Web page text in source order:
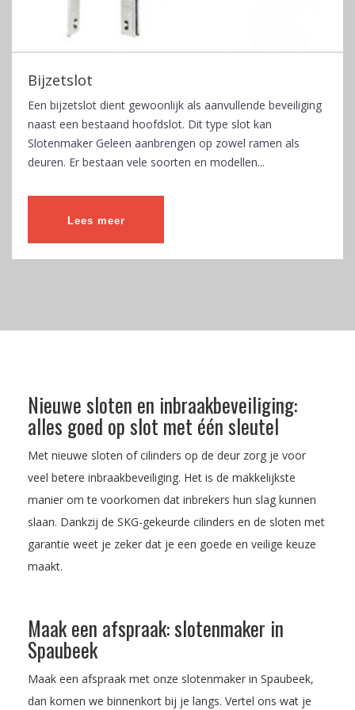
Bijzetslot
Een bijzetslot dient gewoonlijk als aanvullende beveiliging
naast een bestaand hoofdslot. Dit type slot kan
Slotenmaker Geleen aanbrengen op zowel ramen als
deuren. Er bestaan vele soorten en modellen...
Lees meer
Nieuwe sloten en inbraakbeveiliging:
alles goed op slot met één sleutel
Met nieuwe sloten of cilinders op de deur zorg je voor
veel betere inbraakbeveiliging. Het is de makkelijkste
manier om te voorkomen dat inbrekers hun slag kunnen
slaan. Dankzij de SKG-gekeurde cilinders en de sloten met
garantie weet je zeker dat je een goede en veilige keuze
maakt.
Maak een afspraak: slotenmaker in
Spaubeek
Maak een afspraak met onze slotenmaker in Spaubeek,
dan komen we binnenkort bij je langs. Vertel ons wat je